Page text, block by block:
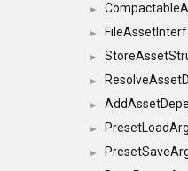
►
►
►
►
►
►
►